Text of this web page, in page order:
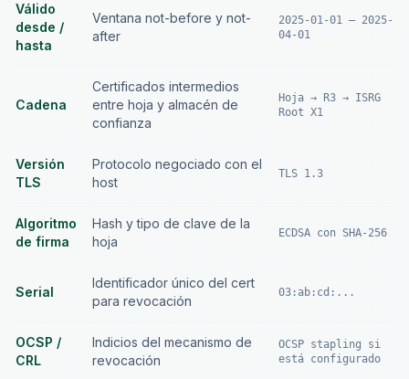
Válido
desde /
hasta
Ventana not-before y not-
after
2025-01-01 — 2025-
04-01
Cadena
Certificados intermedios
entre hoja y almacén de
confianza
Hoja → R3 → ISRG
Root X1
Versión
TLS
Protocolo negociado con el
host
TLS 1.3
Algoritmo
de firma
Hash y tipo de clave de la
hoja
ECDSA con SHA-256
Serial
Identificador único del cert
para revocación
03:ab:cd:...
OCSP /
CRL
Indicios del mecanismo de
revocación
OCSP stapling si
está configurado